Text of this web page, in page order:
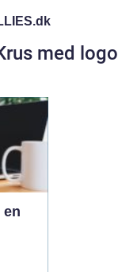
dk
med logo
en